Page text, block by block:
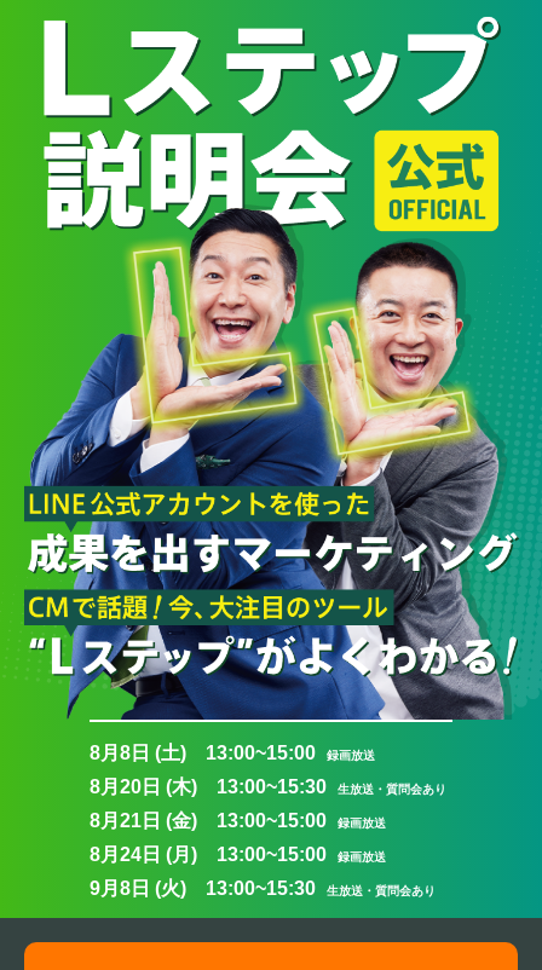
8月8日 (土) 13:00~15:00 録画放送
8月20日 (木) 13:00~15:30 生放送・質問会あり
8月21日 (金) 13:00~15:00 録画放送
8月24日 (月) 13:00~15:00 録画放送
9月8日 (火) 13:00~15:30 生放送・質問会あり